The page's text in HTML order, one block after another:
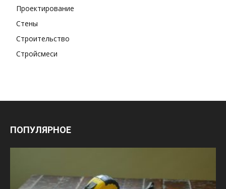
Проектирование
Стены
Строительство
Стройсмеси
ПОПУЛЯРНОЕ